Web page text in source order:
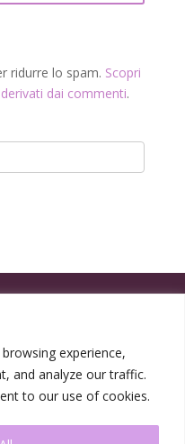
experience,
and analyze our traffic.
to our use of cookies.
ridurre lo spam. Scopri
dai commenti.